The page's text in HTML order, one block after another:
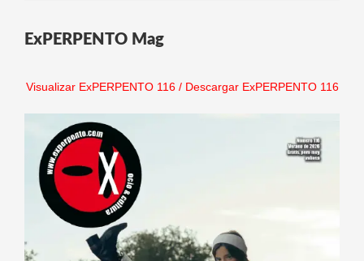
ExPERPENTO Mag
Visualizar ExPERPENTO 116/ Descargar ExPERPENTO 116